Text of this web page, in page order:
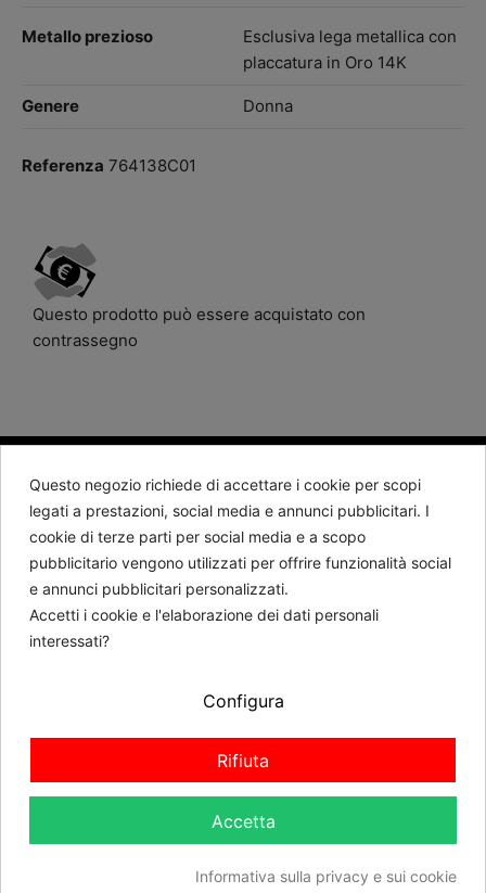
Metallo prezioso
Esclusiva lega metallica con
placcatura in Oro 14K
Genere Donna
Referenza 764138C01
Questo prodotto può essere acquistato con
contrassegno
BARTORELLI 1882
Contattaci
Seguici
Newsletter
RICHIEDI REVOCA
Questo negozio richiede di accettare i cookie per scopi
legati a prestazioni, social media e annunci pubblicitari. I
cookie di terze parti per social media e a scopo
pubblicitario vengono utilizzati per offrire funzionalità social
e annunci pubblicitari personalizzati.
Accetti i cookie e l'elaborazione dei dati personali
interessati?
Configura
Rifiuta
Accetta
Informativa sulla privacy e sui cookie